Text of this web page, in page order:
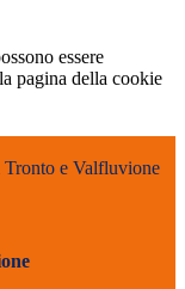
essere
pagina della cookie
e Valfluvione